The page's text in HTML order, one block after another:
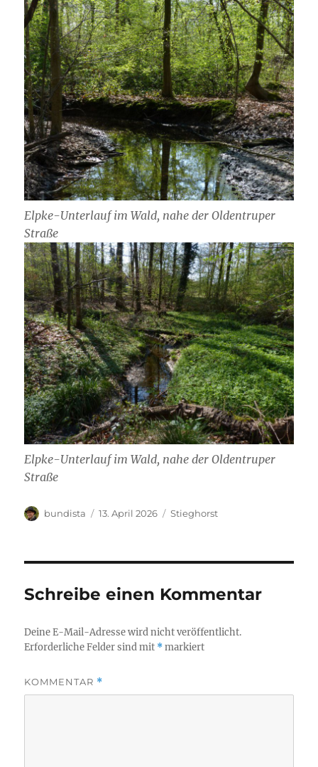
Elpke-Unterlauf im Wald, nahe der Oldentruper
Straße
Elpke-Unterlauf im Wald, nahe der Oldentruper
Straße
Autor
bundista
Veröffentlicht
13. April 2026 Kategorien
Stieghorst
Schreibe einen Kommentar
Deine E-Mail-Adresse wird nicht veröffentlicht.
Erforderliche Felder sind mit *markiert
KOMMENTAR *